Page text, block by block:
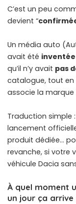
C’est un peu
devient “
Un média auto
avait été inventée
qu’il n’y avait pas
catalogue, tout
associe la marque
Traduction simple
lancement
produit dédiée…
revanche, si votre
véhicule Dacia
À quel moment
un jour ça arrive